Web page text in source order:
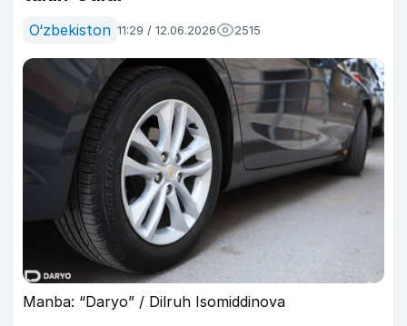
O‘zbekiston 11:29 / 12.06.2026 2515
Manba: “Daryo” / Dilruh Isomiddinova